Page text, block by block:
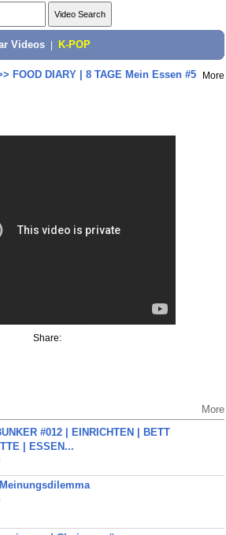
Videos K-POP
FOOD DIARY | 8 TAGE Mein Essen #5 More
Share:
More
#012 | EINRICHTEN | BETT
| ESSEN...